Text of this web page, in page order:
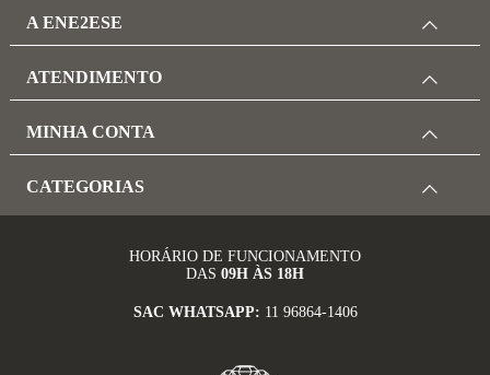
A ENE2ESE
ATENDIMENTO
MINHA CONTA
CATEGORIAS
HORÁRIO DE FUNCIONAMENTO
DAS 09H ÀS 18H
SAC WHATSAPP: 11 96864-1406